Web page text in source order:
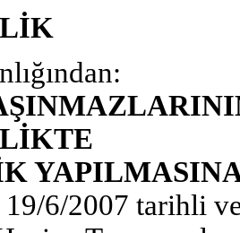
6/2007 tarihli ve